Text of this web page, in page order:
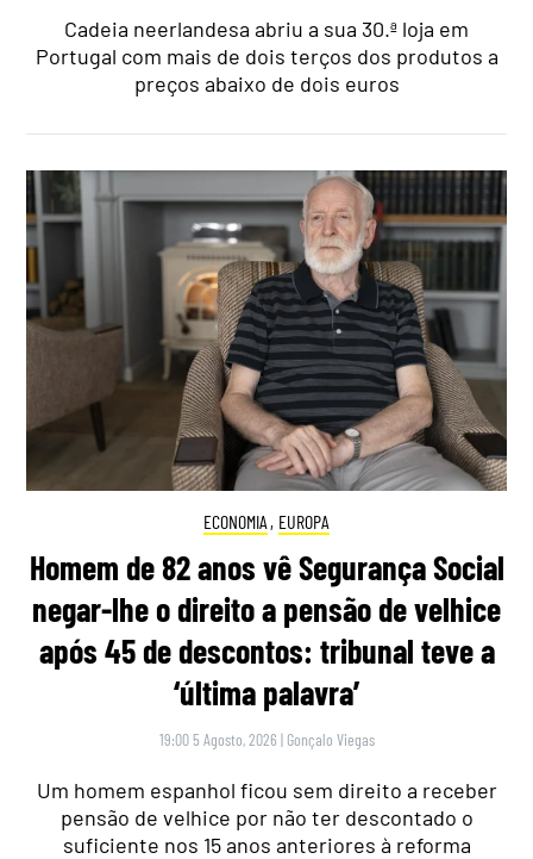
Cadeia neerlandesa abriu a sua 30.ª loja em
Portugal com mais de dois terços dos produtos a
preços abaixo de dois euros
ECONOMIA , EUROPA
Homem de 82 anos vê Segurança Social
negar-lhe o direito a pensão de velhice
após 45 de descontos: tribunal teve a
‘última palavra’
19:00 5 Agosto, 2026 | Gonçalo Viegas
Um homem espanhol ficou sem direito a receber
pensão de velhice por não ter descontado o
suficiente nos 15 anos anteriores à reforma